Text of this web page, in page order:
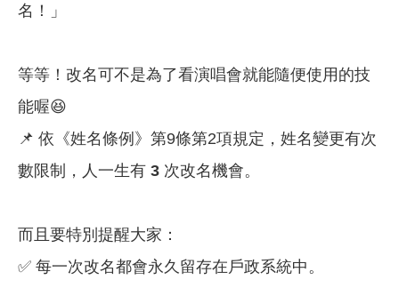
名！」
等等！改名可不是為了看演唱會就能隨便使用的技
能喔😆
📌 依《姓名條例》第9條第2項規定，姓名變更有次
數限制，人一生有 3 次改名機會。
而且要特別提醒大家：
✅ 每一次改名都會永久留存在戶政系統中。